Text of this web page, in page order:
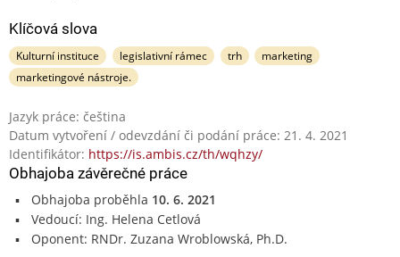
Klíčová slova
Kulturní instituce legislativní rámec trh
marketing
marketingové nástroje.
Jazyk práce: čeština
Datum vytvoření / odevzdání či podání práce: 21. 4. 2021
Identifikátor: https://is.ambis.cz/th/wqhzy/
Obhajoba závěrečné práce
Obhajoba proběhla 10. 6. 2021
Vedoucí: Ing. Helena Cetlová
Oponent: RNDr. Zuzana Wroblowská, Ph.D.